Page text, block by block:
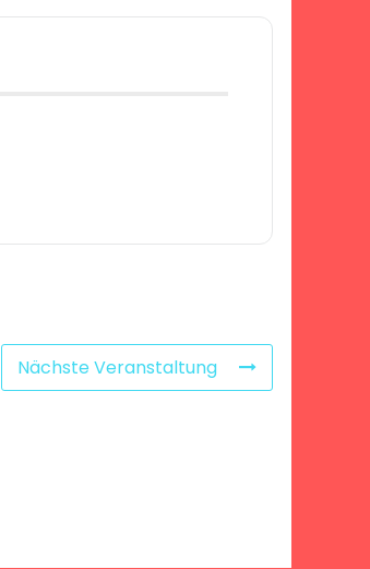
Nächste Veranstaltung